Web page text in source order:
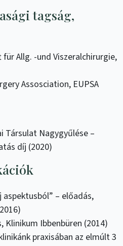
tagság,
für Allg. -und Viszeralchirurgie,
Assosciation, EUPSA
Társulat Nagygyűlése –
díj (2020)
– előadás,
Klinikum Ibbenbüren (2014)
praxisában az elmúlt 3